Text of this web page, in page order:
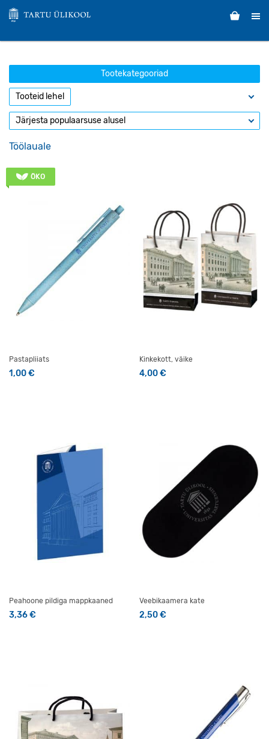
Tootekategooriad
Töölauale
ÖKO
Pastapliiats
1,00€
Kinkekott, väike
4,00€
Peahoone pildiga mappkaaned
3,36€
Veebikaamera kate
2,50€